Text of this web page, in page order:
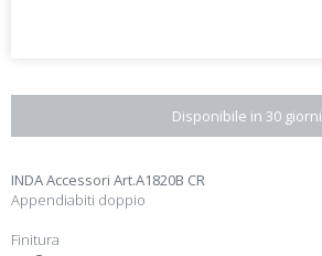
Disponibile in 30 giorni
INDA Accessori Art.A1820B CR
Appendiabiti doppio
Finitura